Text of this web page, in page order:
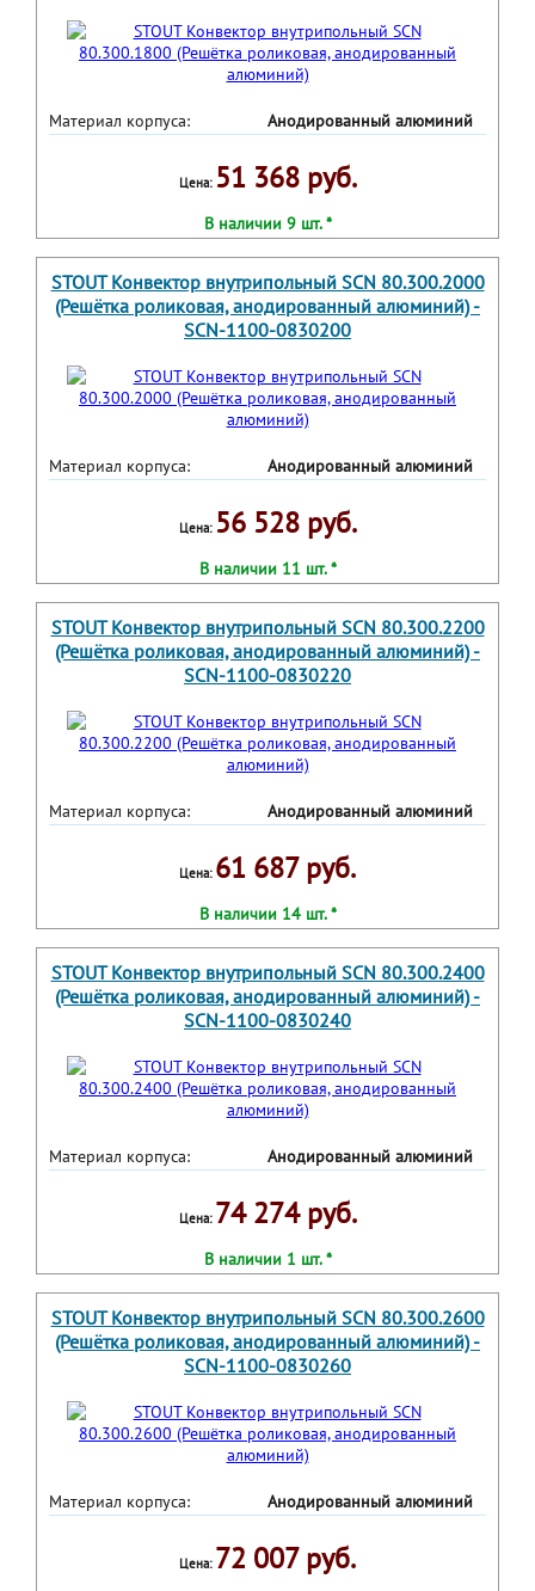
Материал корпуса: Анодированный алюминий
Цена: 51 368 руб.
В наличии 9 шт. *
STOUT Конвектор внутрипольный SCN 80.300.2000
(Решётка роликовая, анодированный алюминий) -
SCN-1100-0830200
Материал корпуса: Анодированный алюминий
Цена: 56 528 руб.
В наличии 11 шт. *
STOUT Конвектор внутрипольный SCN 80.300.2200
(Решётка роликовая, анодированный алюминий) -
SCN-1100-0830220
Материал корпуса: Анодированный алюминий
Цена: 61 687 руб.
В наличии 14 шт. *
STOUT Конвектор внутрипольный SCN 80.300.2400
(Решётка роликовая, анодированный алюминий) -
SCN-1100-0830240
Материал корпуса: Анодированный алюминий
Цена: 74 274 руб.
В наличии 1 шт. *
STOUT Конвектор внутрипольный SCN 80.300.2600
(Решётка роликовая, анодированный алюминий) -
SCN-1100-0830260
Материал корпуса: Анодированный алюминий
Цена: 72 007 руб.